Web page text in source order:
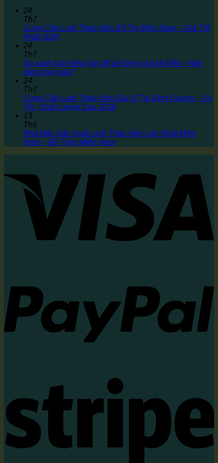
24
Th7
Cung Cấp Lưới Thép Hàn D5 Tại Miền Nam – Giá Tốt
Nhất 2026
24
Th7
So sánh lưới thép hàn đổ bê tông và lưới B40 – Nên
dùng loại nào?
24
Th7
Cung Cấp Lưới Thép Hàn Giá Sỉ Tại Bình Dương – Uy
Tín, Chất Lượng Cao 2026
13
Th6
Nhà Máy Sản Xuất Lưới Thép Hàn Lớn Nhất Miền
Nam – Bê Tông Miền Nam